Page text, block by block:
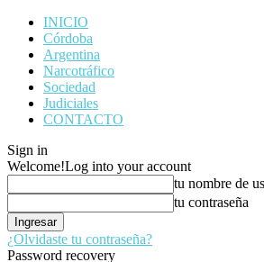
INICIO
Córdoba
Argentina
Narcotráfico
Sociedad
Judiciales
CONTACTO
Sign in
Welcome!Log into your account
tu nombre de
tu contraseña
¿Olvidaste tu contraseña?
Password recovery